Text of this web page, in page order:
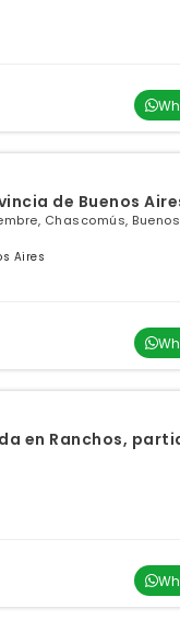
de Buenos
Chascomús,
Aires
en Ranchos,